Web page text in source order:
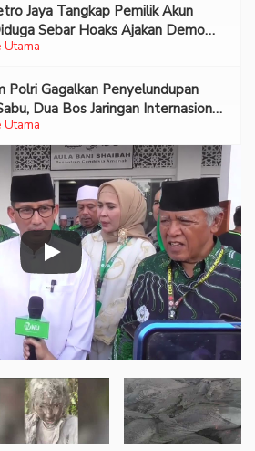
Jaya Tangkap Pemilik Akun
Sebar Hoaks Ajakan Demo
Gibran
Polri Gagalkan Penyelundupan
Dua Bos Jaringan Internasional